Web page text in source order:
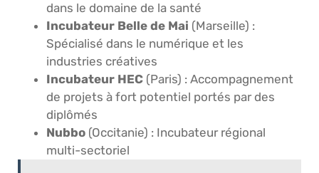
dans le domaine de la santé
Incubateur Belle de Mai (Marseille) :
Spécialisé dans le numérique et les
industries créatives
Incubateur HEC (Paris) : Accompagnement
de projets à fort potentiel portés par des
diplômés
Nubbo (Occitanie) : Incubateur régional
multi-sectoriel